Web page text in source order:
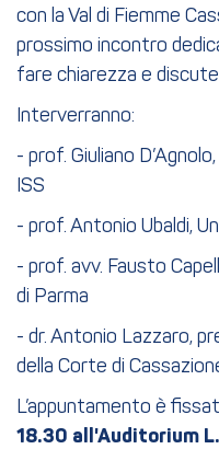
con la Val di Fiemme
prossimo incontro
fare chiarezza e
Interverranno:
- prof. Giuliano
ISS
- prof. Antonio Ubaldi,
- prof. avv. Fausto
di Parma
- dr. Antonio Lazzaro,
della Corte di
L’appuntamento è
18.30 all'Auditorium